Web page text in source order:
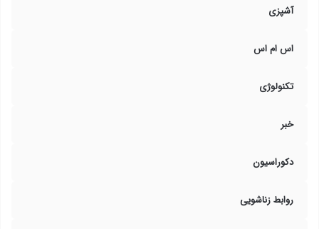
آشپزی
اس ام اس
تکنولوژی
خبر
دکوراسیون
روابط زناشویی